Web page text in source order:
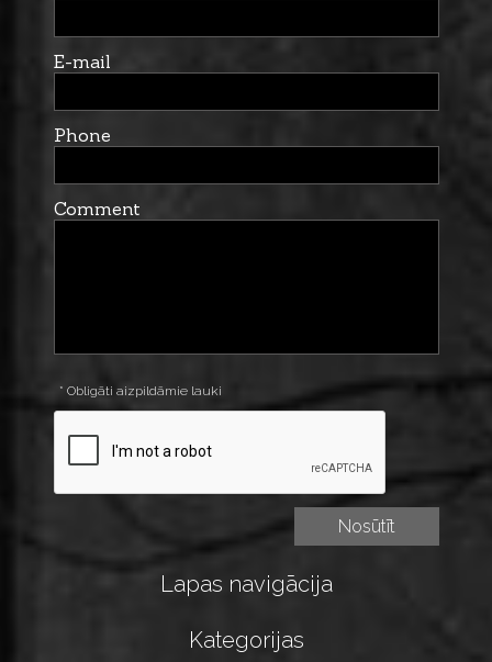
E-mail
Phone
Comment
* Obligāti aizpildāmie lauki
Lapas navigācija
Kategorijas